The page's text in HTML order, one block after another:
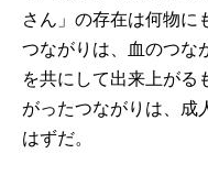
さん」の存在は何物に
つながりは、血のつな
を共にして出来上がる
がったつながりは、成
はずだ。